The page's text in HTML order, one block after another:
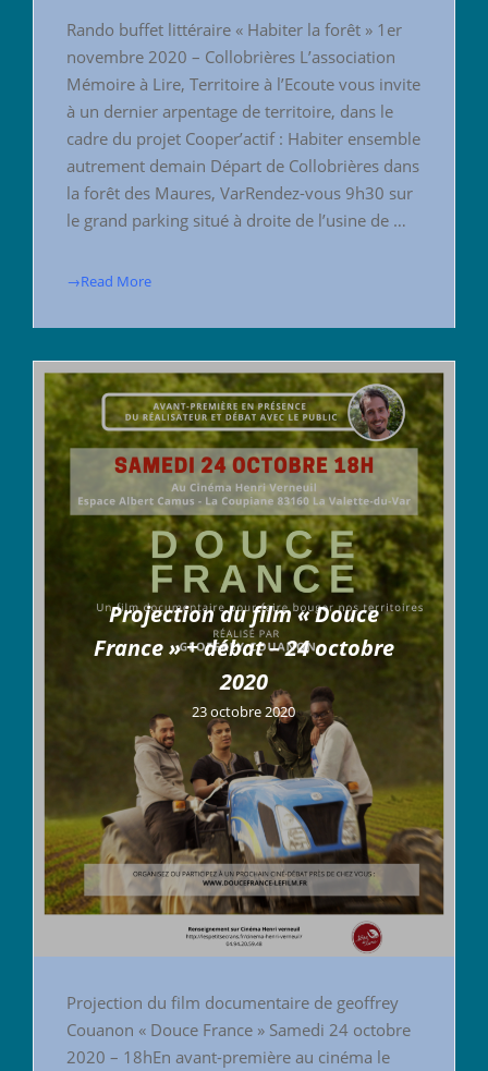
Rando buffet littéraire « Habiter la forêt » 1er
novembre 2020 – Collobrières L’association
Mémoire à Lire, Territoire à l’Ecoute vous invite
à un dernier arpentage de territoire, dans le
cadre du projet Cooper’actif : Habiter ensemble
autrement demain Départ de Collobrières dans
la forêt des Maures, VarRendez-vous 9h30 sur
le grand parking situé à droite de l’usine de …
→Read More
Projection du film « Douce
France » + débat – 24 octobre
2020
23 octobre 2020
Projection du film documentaire de geoffrey
Couanon « Douce France » Samedi 24 octobre
2020 – 18hEn avant-première au cinéma le